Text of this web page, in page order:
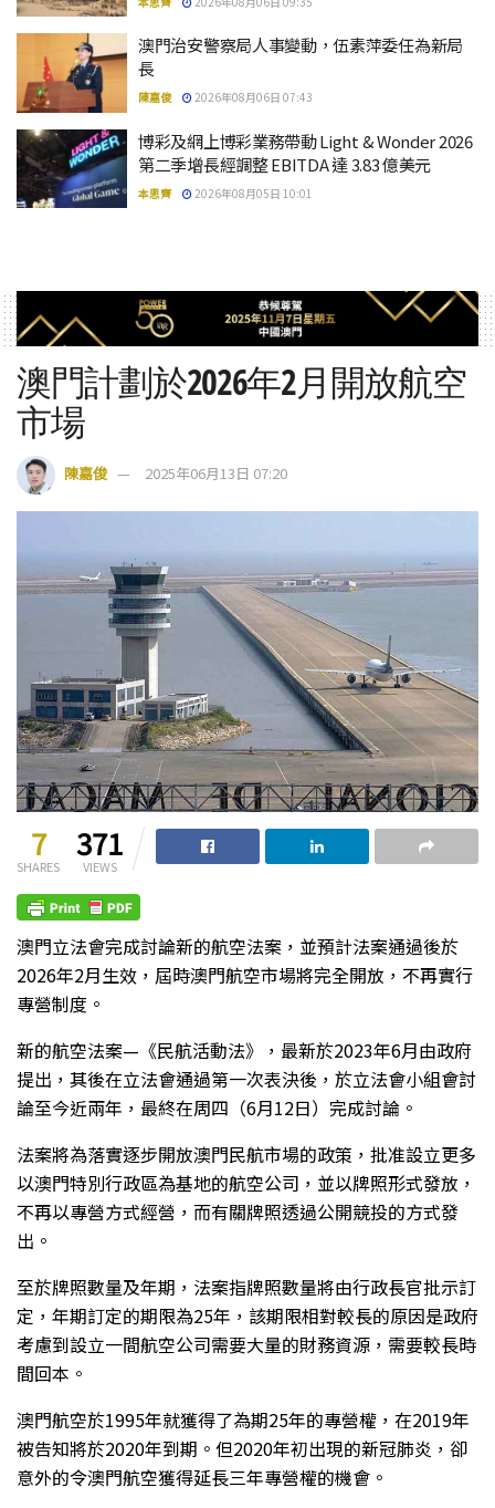
澳門治安警察局人事變動，伍素萍委任為新局
長
陳嘉俊 2026年08月06日 07:43
博彩及網上博彩業務帶動 Light & Wonder 2026
第二季增長經調整 EBITDA 達 3.83 億美元
本思齊 2026年08月05日 10:01
澳門計劃於2026年2月開放航空
市場
陳嘉俊 2025年06月13日 07:20
7
SHARES
371
VIEWS
澳門立法會完成討論新的航空法案，並預計法案通過後於
2026年2月生效，屆時澳門航空市場將完全開放，不再實行
專營制度。
新的航空法案—《民航活動法》，最新於2023年6月由政府
提出，其後在立法會通過第一次表決後，於立法會小組會討
論至今近兩年，最終在周四（6月12日）完成討論。
法案將為落實逐步開放澳門民航市場的政策，批准設立更多
以澳門特別行政區為基地的航空公司，並以牌照形式發放，
不再以專營方式經營，而有關牌照透過公開競投的方式發
出。
至於牌照數量及年期，法案指牌照數量將由行政長官批示訂
定，年期訂定的期限為25年，該期限相對較長的原因是政府
考慮到設立一間航空公司需要大量的財務資源，需要較長時
間回本。
澳門航空於1995年就獲得了為期25年的專營權，在2019年
被告知將於2020年到期。但2020年初出現的新冠肺炎，卻
意外的令澳門航空獲得延長三年專營權的機會。